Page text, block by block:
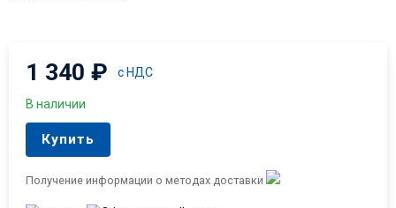
1 340₽ с НДС
В наличии
Купить
Получение информации о методах доставки